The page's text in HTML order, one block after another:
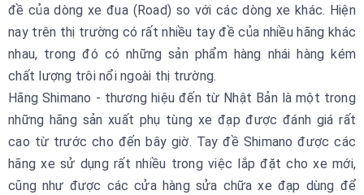
đề của dòng xe đua (Road) so với các dòng xe khác. Hiện
nay trên thị trường có rất nhiều tay đề của nhiều hãng khác
nhau, trong đó có những sản phẩm hàng nhái hàng kém
chất lượng trôi nổi ngoài thị trường.
Hãng Shimano - thương hiệu đến từ Nhật Bản là một trong
những hãng sản xuất phụ tùng xe đạp được đánh giá rất
cao từ trước cho đến bây giờ. Tay đề Shimano được các
hãng xe sử dụng rất nhiều trong việc lắp đặt cho xe mới,
cũng như được các cửa hàng sửa chữa xe đạp dùng để